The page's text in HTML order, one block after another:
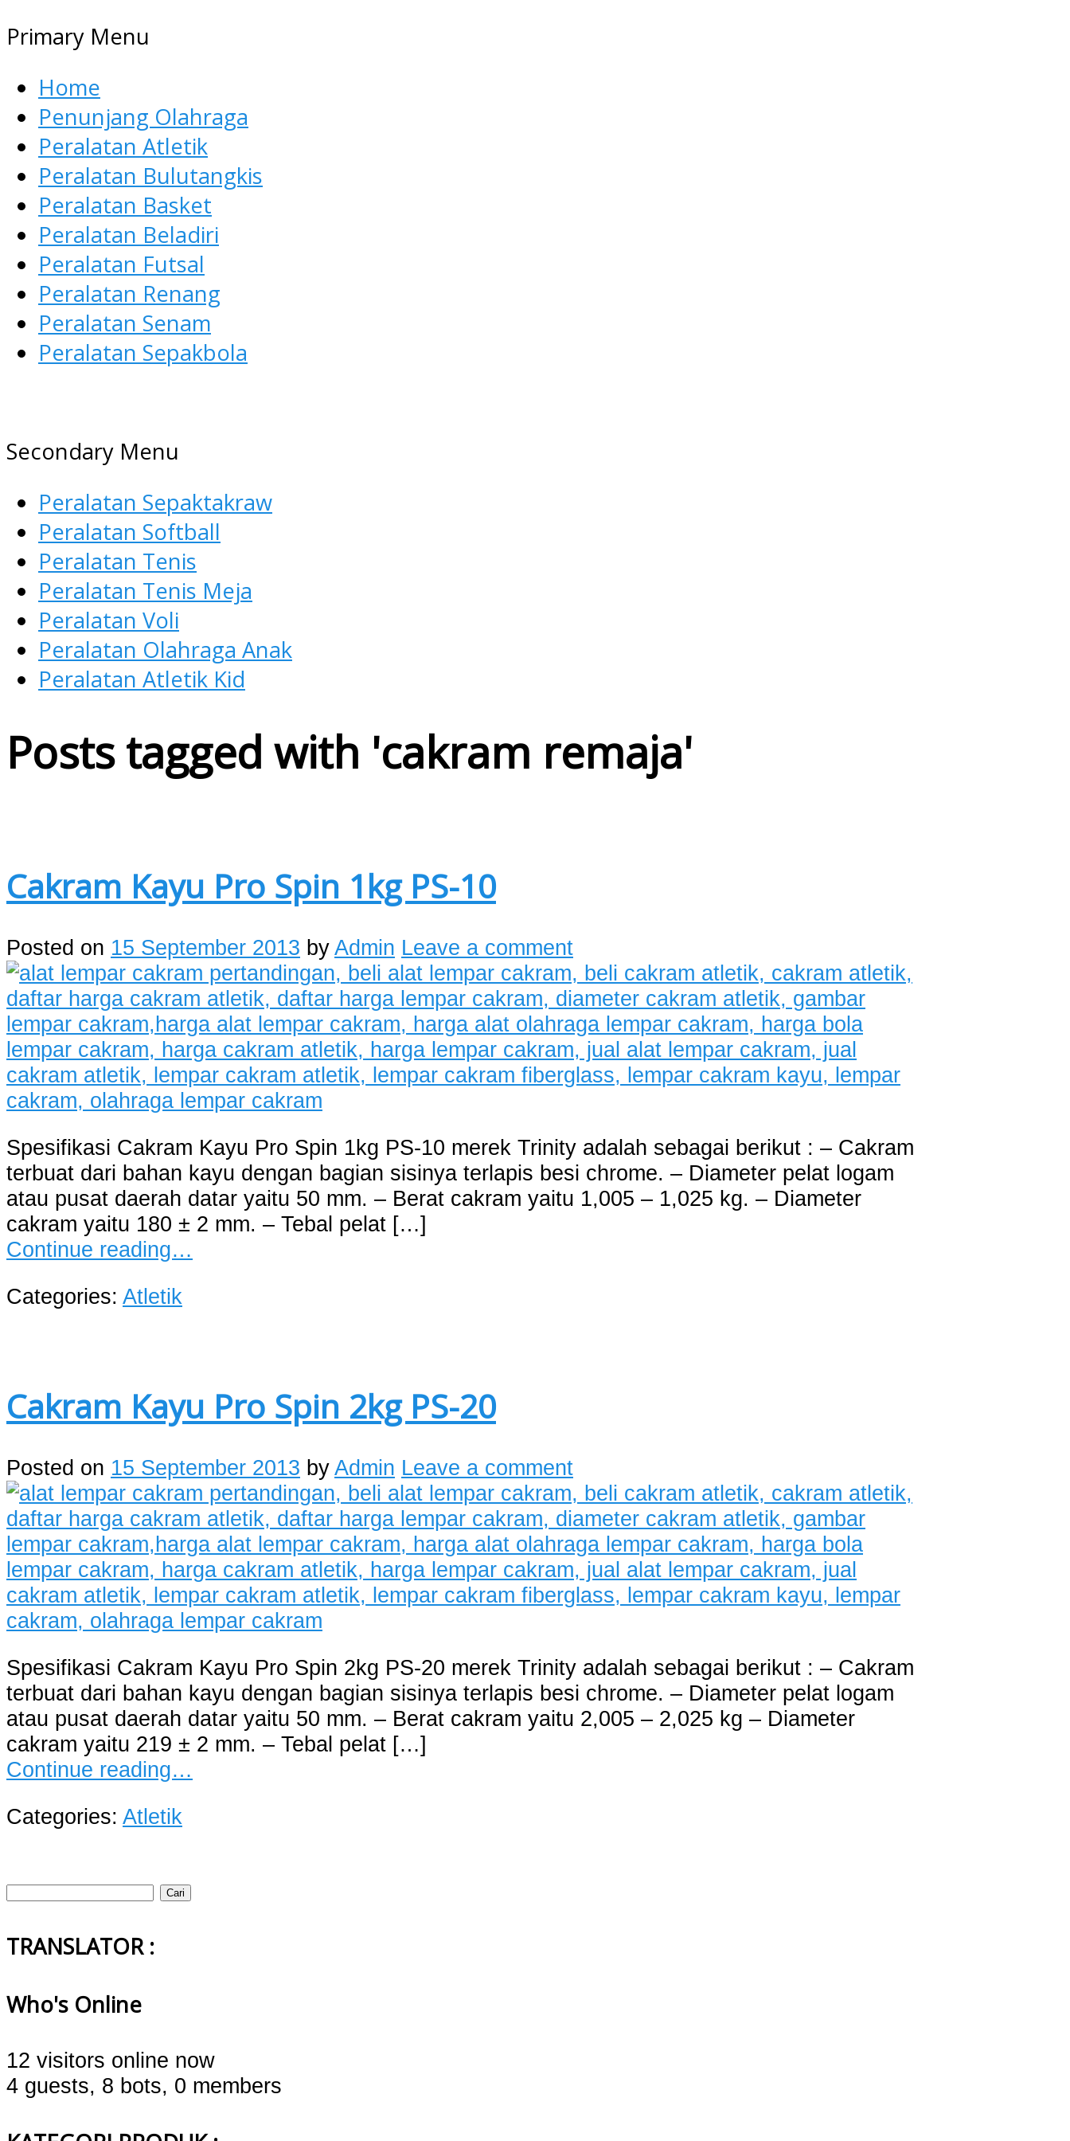
Primary Menu
Home
Penunjang Olahraga
Peralatan Atletik
Peralatan Bulutangkis
Peralatan Basket
Peralatan Beladiri
Peralatan Futsal
Peralatan Renang
Peralatan Senam
Peralatan Sepakbola
AGEN ALAT OLAHRAGA
Menyediakan Alat Olahraga Terlengkap di Indonesia
Secondary Menu
Peralatan Sepaktakraw
Peralatan Softball
Peralatan Tenis
Peralatan Tenis Meja
Peralatan Voli
Peralatan Olahraga Anak
Peralatan Atletik Kid
Posts tagged with 'cakram remaja'
Cakram Kayu Pro Spin 1kg PS-10
Posted on 15 September 2013 byAdmin Leave a comment
Spesifikasi Cakram Kayu Pro Spin 1kg PS-10 merek Trinity adalah sebagai berikut : – Cakram
terbuat dari bahan kayu dengan bagian sisinya terlapis besi chrome. – Diameter pelat logam
atau pusat daerah datar yaitu 50 mm. – Berat cakram yaitu 1,005 – 1,025 kg. – Diameter
cakram yaitu 180 ± 2 mm. – Tebal pelat […]
Continue reading…
Categories: Atletik
Cakram Kayu Pro Spin 2kg PS-20
Posted on 15 September 2013 byAdmin Leave a comment
Spesifikasi Cakram Kayu Pro Spin 2kg PS-20 merek Trinity adalah sebagai berikut : – Cakram
terbuat dari bahan kayu dengan bagian sisinya terlapis besi chrome. – Diameter pelat logam
atau pusat daerah datar yaitu 50 mm. – Berat cakram yaitu 2,005 – 2,025 kg – Diameter
cakram yaitu 219 ± 2 mm. – Tebal pelat […]
Continue reading…
Categories: Atletik
Cari
TRANSLATOR :
Who's Online
12 visitors online now
4 guests, 8 bots, 0 members